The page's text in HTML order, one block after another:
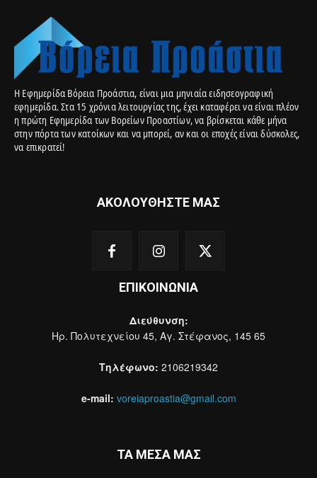
Η Εφημερίδα Βόρεια Προάστια, είναι μια μηνιαία ειδησεογραφική
εφημερίδα. Στα 15 χρόνια λειτουργίας της, έχει καταφέρει να είναι πλέον
η πρώτη Εφημερίδα των Βορείων Προαστίων, να βρίσκεται κάθε μήνα
στην πόρτα των κατοίκων και να μπορεί, αν και οι εποχές είναι δύσκολες,
να επικρατεί!
ΑΚΟΛΟΥΘΗΣΤΕ ΜΑΣ
ΕΠΙΚΟΙΝΩΝΙΑ
Διεύθυνση:
Ηρ. Πολυτεχνείου 45, Αγ. Στέφανος, 145 65
Τηλέφωνο: 2106219342
e-mail: voreiaproastia@gmail.com
ΤΑ ΜΕΣΑ ΜΑΣ